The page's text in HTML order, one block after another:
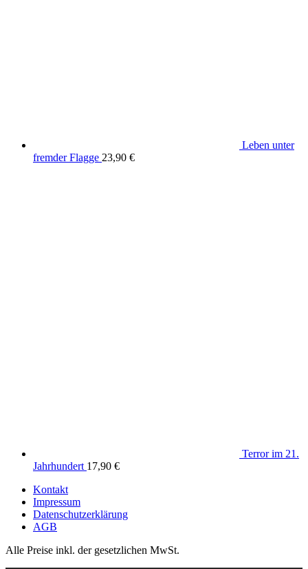
Leben unter
fremder Flagge 23,90 €
Terror im 21.
Jahrhundert 17,90 €
Kontakt
Impressum
Datenschutzerklärung
AGB
Alle Preise inkl. der gesetzlichen MwSt.